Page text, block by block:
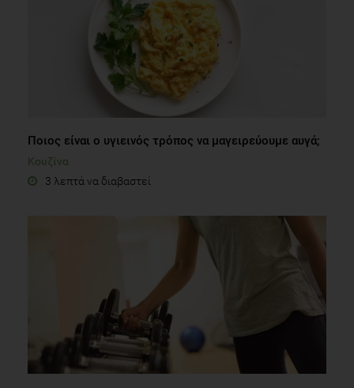
Ποιος είναι ο υγιεινός τρόπος να μαγειρεύουμε αυγά;
Κουζίνα
3 λεπτά να διαβαστεί